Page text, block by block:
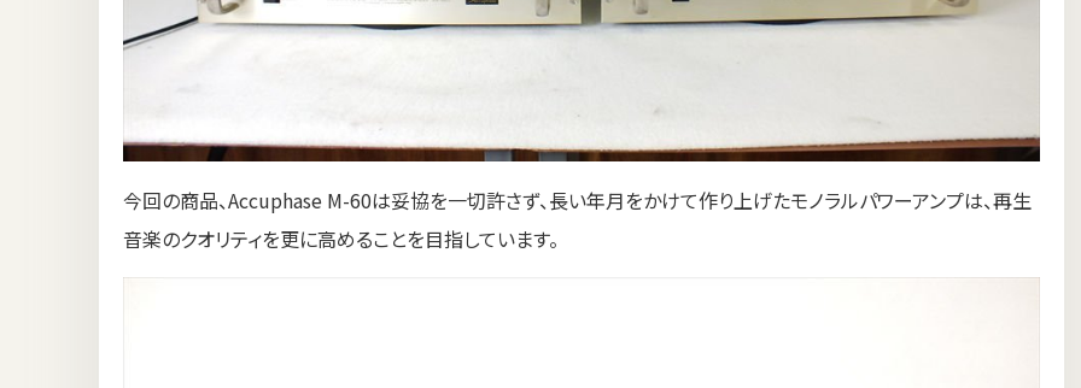
今回の商品、Accuphase M-60は妥協を一切許さず、長い年月をかけて作り上げたモノラルパワーアンプは、再生
音楽のクオリティを更に高めることを目指しています。